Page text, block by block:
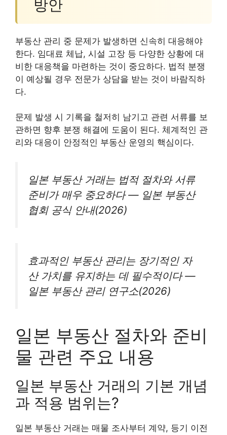
방안
부동산 관리 중 문제가 발생하면 신속히 대응해야
한다. 임대료 체납, 시설 고장 등 다양한 상황에 대
비한 대응책을 마련하는 것이 중요하다. 법적 분쟁
이 예상될 경우 전문가 상담을 받는 것이 바람직하
다.
문제 발생 시 기록을 철저히 남기고 관련 서류를 보
관하면 향후 분쟁 해결에 도움이 된다. 체계적인 관
리와 대응이 안정적인 부동산 운영의 핵심이다.
일본 부동산 거래는 법적 절차와 서류
준비가 매우 중요하다 — 일본 부동산
협회 공식 안내(2026)
효과적인 부동산 관리는 장기적인 자
산 가치를 유지하는 데 필수적이다 —
일본 부동산 관리 연구소(2026)
일본 부동산 절차와 준비
물 관련 주요 내용
일본 부동산 거래의 기본 개념
과 적용 범위는?
일본 부동산 거래는 매물 조사부터 계약, 등기 이전